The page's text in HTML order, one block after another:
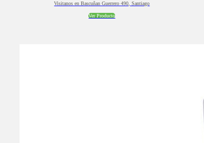
Visitanos en Bascuñan Guerrero 490, Santiago
Ver Producto